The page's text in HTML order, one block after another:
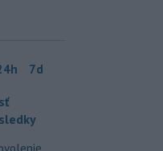
7d